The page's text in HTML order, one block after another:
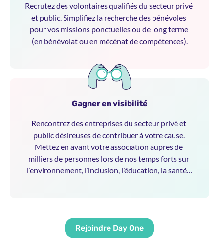
Recrutez des volontaires qualifiés du secteur privé
et public. Simplifiez la recherche des bénévoles
pour vos missions ponctuelles ou de long terme
(en bénévolat ou en mécénat de compétences).
Gagner en visibilité​
Rencontrez des entreprises du secteur privé et
public désireuses de contribuer à votre cause.
Mettez en avant votre association auprès de
milliers de personnes lors de nos temps forts sur
l’environnement, l’inclusion, l’éducation, la santé…
Rejoindre Day One